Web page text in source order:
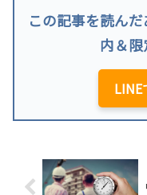
この記事を読ん
内＆限
LINE